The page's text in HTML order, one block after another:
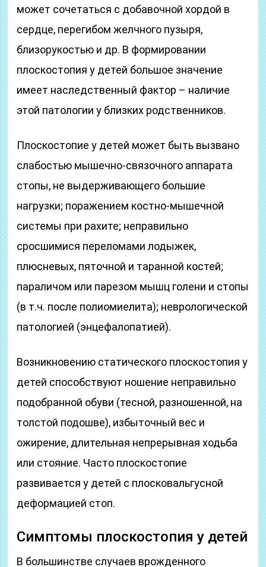
может сочетаться с добавочной хордой в
сердце, перегибом желчного пузыря,
близорукостью и др. В формировании
плоскостопия у детей большое значение
имеет наследственный фактор – наличие
этой патологии у близких родственников.
Плоскостопие у детей может быть вызвано
слабостью мышечно-связочного аппара­та
стопы, не выдерживающего большие
нагрузки; поражением костно-мышечной
системы при рахите; неправильно
сросшимися переломами лодыжек,
плюсневых, пяточной и таранной костей;
параличом или парезом мышц голени и стопы
(в т.ч. после полиомиелита); неврологической
патологией (энцефалопатией).
Возникновению статического плоскостопия у
детей способствуют ношение неправильно
подобранной обуви (тесной, разношенной, на
толстой подошве), избыточный вес и
ожирение, длительная непрерывная ходьба
или стояние. Часто плоскостопие
развивается у детей с плосковальгусной
деформацией стоп.
Симптомы плоскостопия у детей
В большинстве случаев врожденного